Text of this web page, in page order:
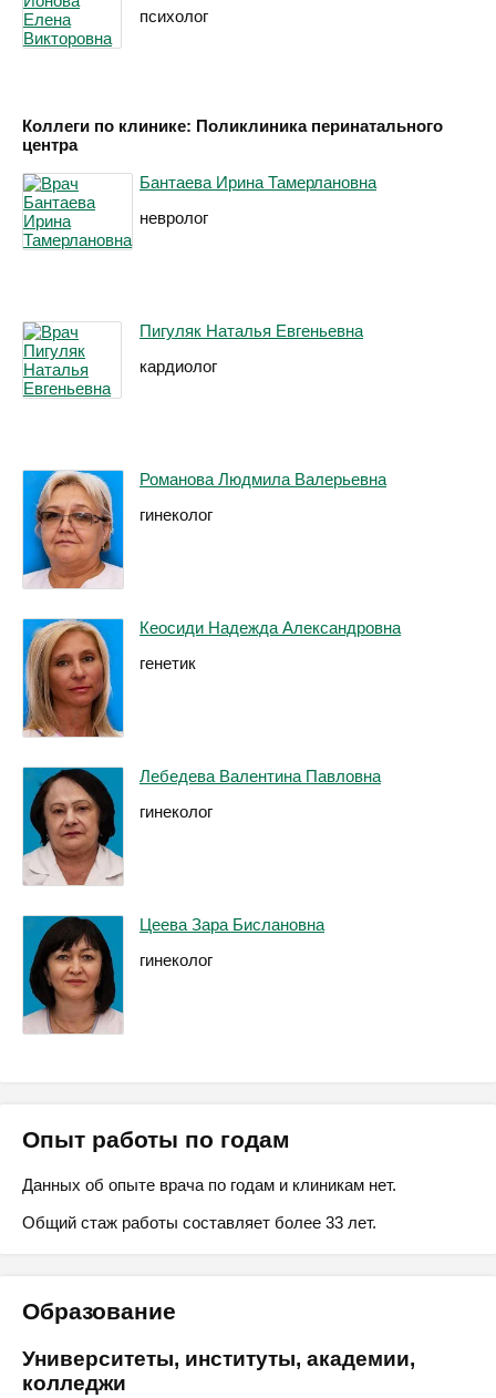
психолог
Коллеги по клинике: Поликлиника перинатального
центра
Бантаева Ирина Тамерлановна
невролог
Пигуляк Наталья Евгеньевна
кардиолог
Романова Людмила Валерьевна
гинеколог
Кеосиди Надежда Александровна
генетик
Лебедева Валентина Павловна
гинеколог
Цеева Зара Бислановна
гинеколог
Опыт работы по годам
Данных об опыте врача по годам и клиникам нет.
Общий стаж работы составляет более 33 лет.
Образование
Университеты, институты, академии,
колледжи